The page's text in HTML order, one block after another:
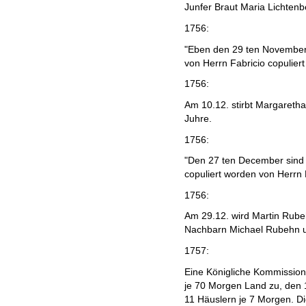
Junfer Braut Maria
1756:
"Eben den 29 ten
von Herrn Fabricio
1756:
Am 10.12. stirbt
Juhre.
1756:
"Den 27 ten December
copuliert worden von Herrn
1756:
Am 29.12. wird Martin
Nachbarn Michael Rubehn
1757:
Eine Königliche
je 70 Morgen Land zu, den
11 Häuslern je 7 Morgen.